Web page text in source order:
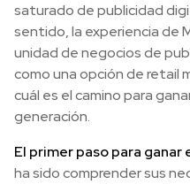
saturado de publicidad
sentido, la experiencia de
unidad de negocios de
como una opción de retail
cuál es el camino para
generación.
El primer paso para
ha sido comprender sus